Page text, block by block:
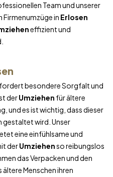
Team und unserer
Firmenumzüge in Erlosen
effizient und
besondere Sorgfalt und
derUmziehen für ältere
und es ist wichtig, dass dieser
gestaltet wird. Unser
eine einfühlsame und
derUmziehenso reibungslos
das Verpacken und den
Menschen ihren